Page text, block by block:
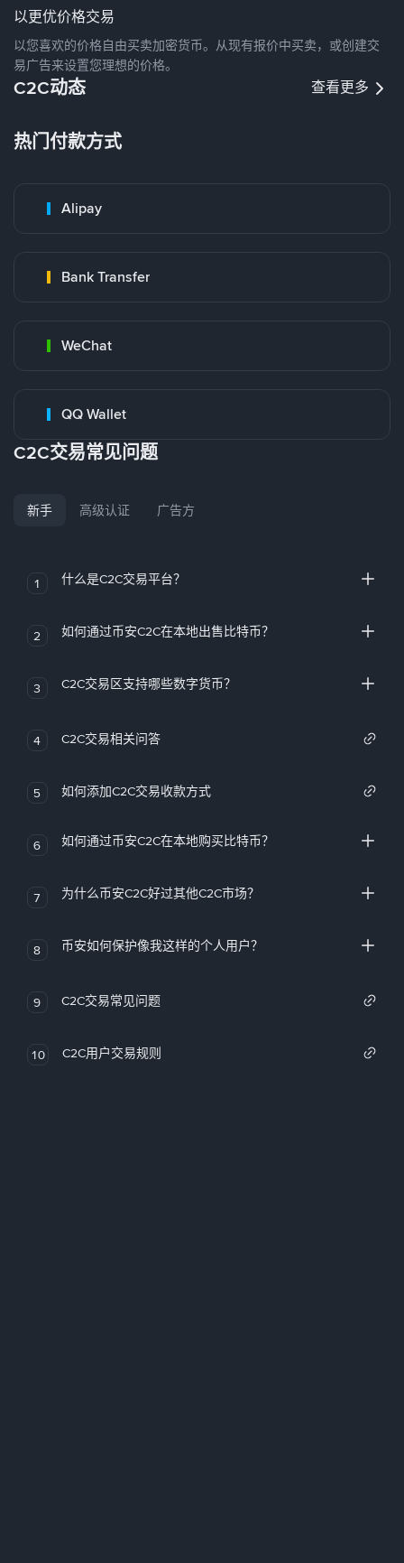
以更优价格交易
以您喜欢的价格自由买卖加密货币。从现有报价中买卖，或创建交
易广告来设置您理想的价格。
C2C动态 查看更多
热门付款方式
Alipay
Bank Transfer
WeChat
QQ Wallet
C2C交易常见问题
新手 高级认证 广告方
1 什么是C2C交易平台？
2 如何通过币安C2C在本地出售比特币？
3 C2C交易区支持哪些数字货币？
4 C2C交易相关问答
5 如何添加C2C交易收款方式
6 如何通过币安C2C在本地购买比特币？
7 为什么币安C2C好过其他C2C市场？
8 币安如何保护像我这样的个人用户？
9 C2C交易常见问题
10 C2C用户交易规则